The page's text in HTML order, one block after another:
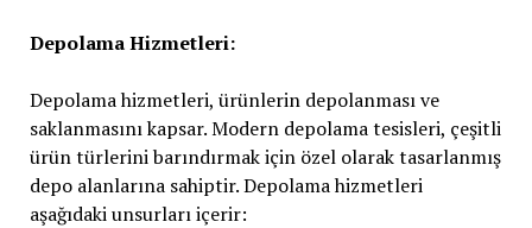
Depolama Hizmetleri:
Depolama hizmetleri, ürünlerin depolanması ve
saklanmasını kapsar. Modern depolama tesisleri, çeşitli
ürün türlerini barındırmak için özel olarak tasarlanmış
depo alanlarına sahiptir. Depolama hizmetleri
aşağıdaki unsurları içerir: